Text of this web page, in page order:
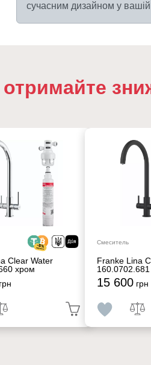
сучасним дизайном у вашій
Clear Water
хром
грн
Смеситель
Franke Lina
15 600 грн